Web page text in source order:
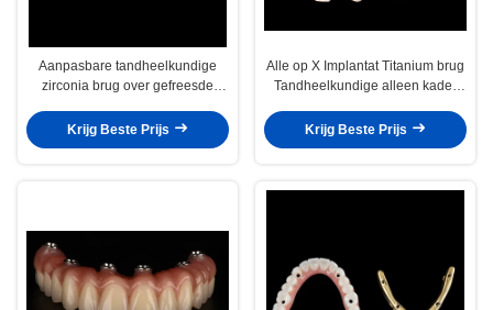
Aanpasbare tandheelkundige
zirconia brug over gefreesde
Krijg Beste Prijs
Alle op X Implantat Titanium brug
Tandheelkundige alleen kader
Krijg Beste Prijs